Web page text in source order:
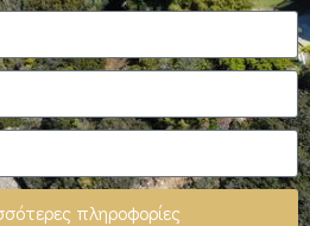
πληροφορίες